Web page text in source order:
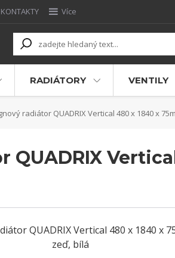
KONTAKTY Více
RADIÁTORY VENTILY
radiátor QUADRIX Vertical 480 x 1840 x
QUADRIX